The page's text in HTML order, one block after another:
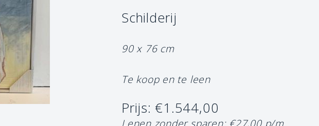
Schilderij
90 x 76 cm
Te koop en te leen
Prijs: €1.544,00
Lenen zonder sparen: €27,00 p/m